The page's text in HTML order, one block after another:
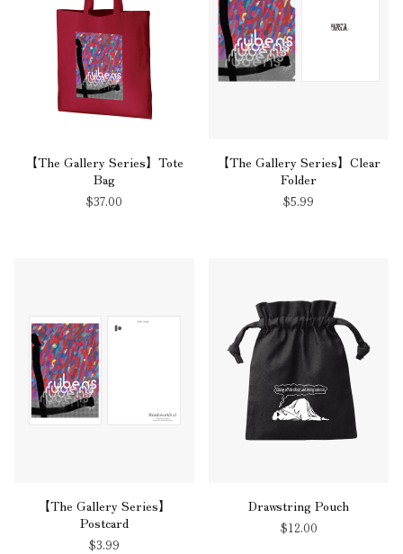
【The Gallery Series】Tote
Bag
$‌37.00
【The Gallery Series】Clear
Folder
$‌5.99
【The Gallery Series】
Postcard
$‌3.99
Drawstring Pouch
$‌12.00